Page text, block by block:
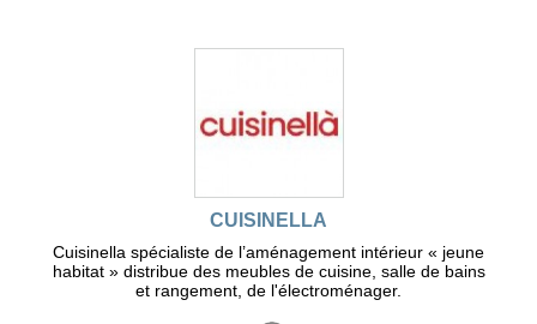
CUISINELLA
Cuisinella spécialiste de l’aménagement intérieur « jeune
habitat » distribue des meubles de cuisine, salle de bains
et rangement, de l'électroménager.